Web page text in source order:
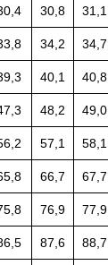
30,8 31,1
34,2 34,7
40,1 40,8
48,2 49,0
57,1 58,1
66,7 67,7
76,9 77,9
87,6 88,7